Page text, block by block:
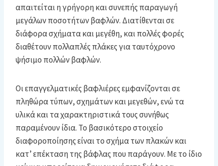
απαιτείται η γρήγορη και συνεπής παραγωγή
μεγάλων ποσοτήτων βαφλών. Διατίθενται σε
διάφορα σχήματα και μεγέθη, και πολλές φορές
διαθέτουν πολλαπλές πλάκες για ταυτόχρονο
ψήσιμο πολλών βαφλών.
Οι επαγγελματικές βαφλιέρες εμφανίζονται σε
πληθώρα τύπων, σχημάτων και μεγεθών, ενώ τα
υλικά και τα χαρακτηριστικά τους συνήθως
παραμένουν ίδια. Το βασικότερο στοιχείο
διαφοροποίησης είναι το σχήμα των πλακών και
κατ’ επέκταση της βάφλας που παράγουν. Με το ίδιο